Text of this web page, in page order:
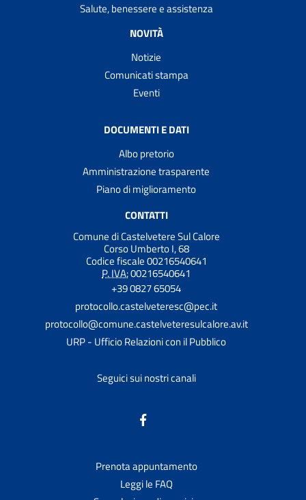
Salute, benessere e assistenza
NOVITÀ
Notizie
Comunicati stampa
Eventi
DOCUMENTI E DATI
Albo pretorio
Amministrazione trasparente
Piano di miglioramento
CONTATTI
Comune di Castelvetere Sul Calore
Corso Umberto I, 68
Codice fiscale 00216540641
P. IVA:00216540641
+39 0827 65054
protocollo.castelveteresc@pec.it
protocollo@comune.castelveteresulcalore.av.it
URP - Ufficio Relazioni con il Pubblico
Seguici sui nostri canali
Prenota appuntamento
Leggi le FAQ